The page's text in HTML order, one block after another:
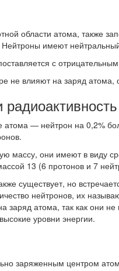
области атома, также
имеют
с
не влияют на заряд
атома — нейтрон на 0,2%
массу, они имеют в виду
13 (6 протонов и 7
существует, но
нейтронов, их
заряд атома, так как они
уровни энергии.
заряженным центром